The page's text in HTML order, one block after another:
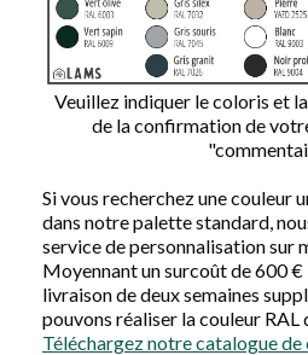
Veuillez indiquer le coloris et
de la confirmation de
Si vous recherchez une couleur
dans notre palette standard,
service de personnalisation sur
Moyennant un surcoût de 600
livraison de deux semaines
pouvons réaliser la couleur RAL
Téléchargez notre catalogue de